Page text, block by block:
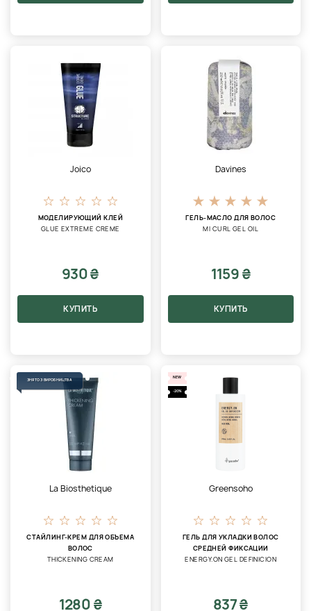
Joico
МОДЕЛИРУЮЩИЙ КЛЕЙ
GLUE EXTREME CREME
930 ₴
КУПИТЬ
Davines
ГЕЛЬ-МАСЛО ДЛЯ ВОЛОС
MI CURL GEL OIL
1159 ₴
КУПИТЬ
ЗНЯТО З ВИРОБНИЦТВА
La Biosthetique
СТАЙЛИНГ-КРЕМ ДЛЯ ОБЪЕМА
ВОЛОС
THICKENING CREAM
1280 ₴
NEW
-20%
Greensoho
ГЕЛЬ ДЛЯ УКЛАДКИ ВОЛОС
СРЕДНЕЙ ФИКСАЦИИ
ENERGY.ON GEL DEFINICION
837 ₴